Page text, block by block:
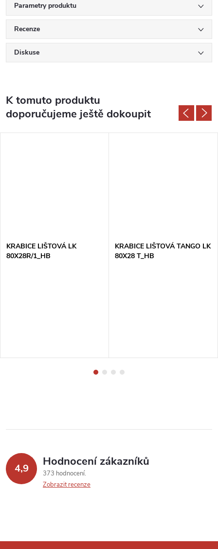
Parametry produktu
Recenze
Diskuse
K tomuto produktu
doporučujeme ještě dokoupit
KRABICE LIŠTOVÁ LK
80X28R/1_HB
KRABICE LIŠTOVÁ TANGO LK
80X28 T_HB
4,9 Hodnocení zákazníků
373 hodnocení
Zobrazit recenze